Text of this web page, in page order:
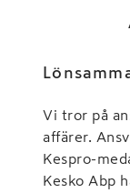
Vi tror på
affärer.
Kespro-
Kesko Abp